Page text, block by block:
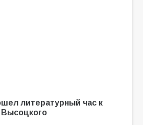
литературный час к